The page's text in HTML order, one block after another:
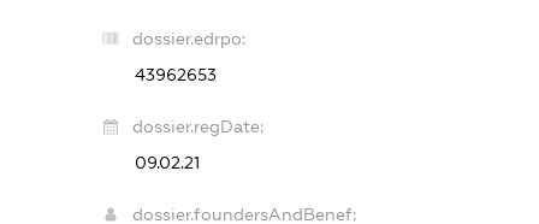
dossier.edrpo:
43962653
dossier.regDate:
09.02.21
dossier.foundersAndBenef: